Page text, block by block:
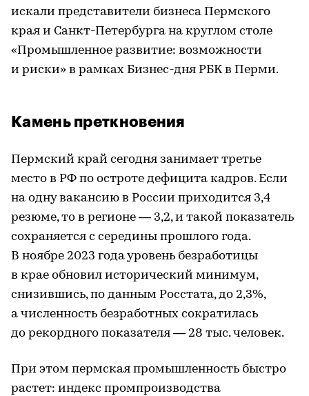
искали представители бизнеса Пермского
края и Санкт-Петербурга на круглом столе
«Промышленное развитие: возможности
и риски» в рамках Бизнес-дня РБK в Перми.
Камень преткновения
Пермский край сегодня занимает третье
место в РФ по остроте дефицита кадров. Если
на одну вакансию в России приходится 3,4
резюме, то в регионе — 3,2, и такой показатель
сохраняется с середины прошлого года.
В ноябре 2023 года уровень безработицы
в крае обновил исторический минимум,
снизившись, по данным Росстата, до 2,3%,
а численность безработных сократилась
до рекордного показателя — 28 тыс. человек.
При этом пермская промышленность быстро
растет: индекс промпроизводства